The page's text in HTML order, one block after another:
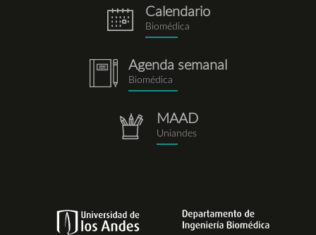
eventos.png
Calendario
Biomédica
notebook.png
Agenda semanal
Biomédica
repositorio.png
MAAD
Uniandes